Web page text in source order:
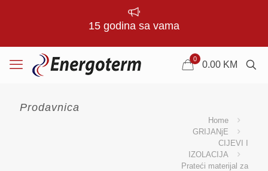
15 godina sa vama
0
0.00 KM
Prodavnica
Home
GRIJANjE
CIJEVI I
IZOLACIJA
Prateći materijal za